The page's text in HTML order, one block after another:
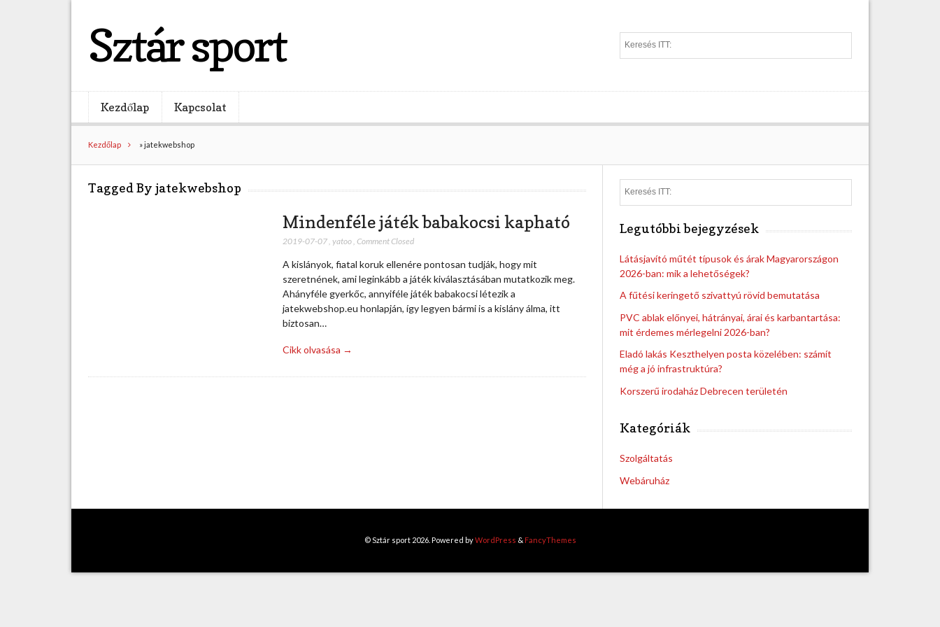
Sztár sport
e
c
Kezdőlap Kapcsolat
Kezdőlap »jatekwebshop
Tagged By jatekwebshop
Mindenféle játék babakocsi kapható
2019-07-07, yatoo, Comment Closed
A kislányok, fiatal koruk ellenére pontosan tudják, hogy mit
szeretnének, ami leginkább a játék kiválasztásában mutatkozik meg.
Ahányféle gyerkőc, annyiféle játék babakocsi létezik a
jatekwebshop.eu honlapján, így legyen bármi is a kislány álma, itt
biztosan…
Cikk olvasása →
e
Legutóbbi bejegyzések
Látásjavító műtét típusok és árak Magyarországon
2026-ban: mik a lehetőségek?
A fűtési keringető szivattyú rövid bemutatása
PVC ablak előnyei, hátrányai, árai és karbantartása:
mit érdemes mérlegelni 2026-ban?
Eladó lakás Keszthelyen posta közelében: számít
még a jó infrastruktúra?
Korszerű irodaház Debrecen területén
Kategóriák
Szolgáltatás
Webáruház
© Sztár sport 2026. Powered byWordPress & FancyThemes